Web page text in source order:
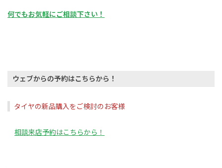
何でもお気軽にご相談下さい！
ウェブからの予約はこちらから！
タイヤの新品購入をご検討のお客様
相談来店予約はこちらから！